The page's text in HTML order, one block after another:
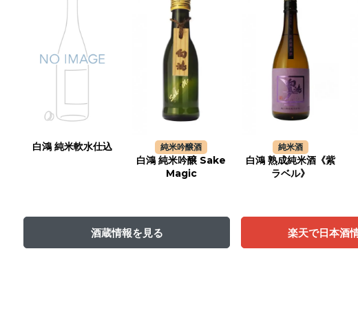
白鴻 純米軟水仕込 純米吟醸酒
白鴻 純米吟醸 Sake
Magic
純米酒
白鴻 熟成純米酒《紫
ラベル》
酒蔵情報を見る 楽天で日本酒